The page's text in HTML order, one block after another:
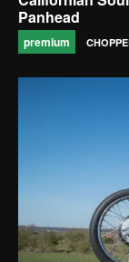
Panhead
premium